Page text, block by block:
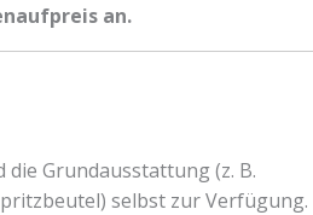
an.
Grundausstattung (z. B.
selbst zur Verfügung.